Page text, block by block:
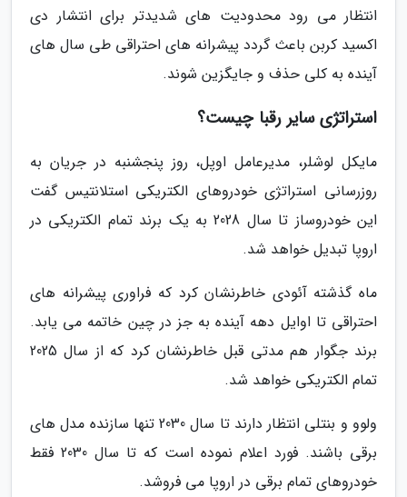
انتظار می رود محدودیت های شدیدتر برای انتشار دی
اکسید کربن باعث گردد پیشرانه های احتراقی طی سال های
آینده به کلی حذف و جایگزین شوند.
استراتژی سایر رقبا چیست؟
مایکل لوشلر، مدیرعامل اوپل، روز پنجشنبه در جریان به
روزرسانی استراتژی خودروهای الکتریکی استلانتیس گفت
این خودروساز تا سال 2028 به یک برند تمام الکتریکی در
اروپا تبدیل خواهد شد.
ماه گذشته آئودی خاطرنشان کرد که فراوری پیشرانه های
احتراقی تا اوایل دهه آینده به جز در چین خاتمه می یابد.
برند جگوار هم مدتی قبل خاطرنشان کرد که از سال 2025
تمام الکتریکی خواهد شد.
ولوو و بنتلی انتظار دارند تا سال 2030 تنها سازنده مدل های
برقی باشند. فورد اعلام نموده است که تا سال 2030 فقط
خودروهای تمام برقی در اروپا می فروشد.